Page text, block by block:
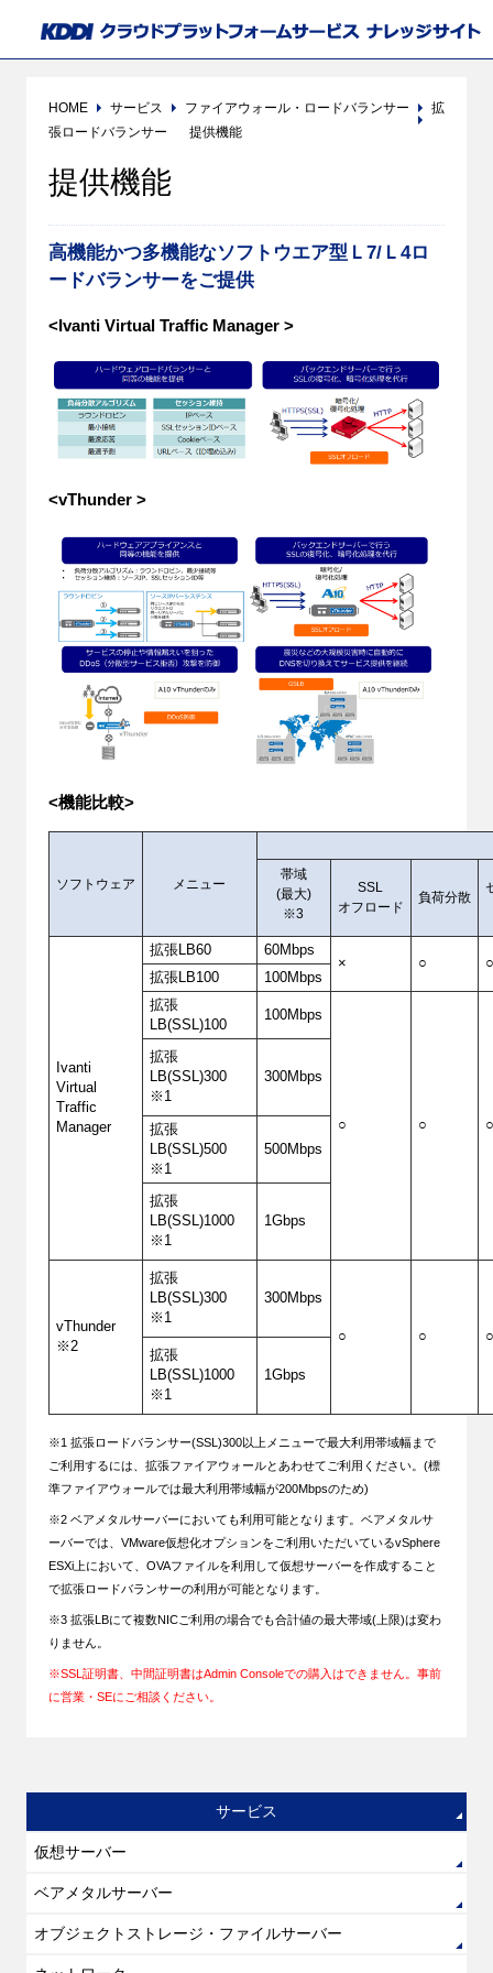
HOME サービス ファイアウォール・ロードバランサー
拡
張ロードバランサー
提供機能
提供機能
高機能かつ多機能なソフトウエア型Ｌ7/Ｌ4ロ
ードバランサーをご提供
<Ivanti Virtual Traffic Manager >
<vThunder >
<機能比較>
ソフトウェア メニュー
帯域
(最大)
※3
SSL
オフロード
負荷分散
Ivanti
Virtual
Traffic
Manager
拡張LB60
60Mbps
×
○
拡張LB100
100Mbps
拡張
LB(SSL)100
100Mbps
○ ○
拡張
LB(SSL)300
※1
300Mbps
拡張
LB(SSL)500
※1
500Mbps
拡張
LB(SSL)1000
※1
1Gbps
vThunder
※2
拡張
LB(SSL)300
※1
300Mbps
○ ○
拡張
LB(SSL)1000
※1
1Gbps
※1 拡張ロードバランサー(SSL)300以上メニューで最大利用帯域幅まで
ご利用するには、拡張ファイアウォールとあわせてご利用ください。(標
準ファイアウォールでは最大利用帯域幅が200Mbpsのため)
※2 ベアメタルサーバーにおいても利用可能となります。ベアメタルサ
ーバーでは、VMware仮想化オプションをご利用いただいているvSphere
ESXi上において、OVAファイルを利用して仮想サーバーを作成すること
で拡張ロードバランサーの利用が可能となります。
※3 拡張LBにて複数NICご利用の場合でも合計値の最大帯域(上限)は変わ
りません。
※SSL証明書、中間証明書はAdmin Consoleでの購入はできません。事前
に営業・SEにご相談ください。
サービス
仮想サーバー
ベアメタルサーバー
オブジェクトストレージ・ファイルサーバー